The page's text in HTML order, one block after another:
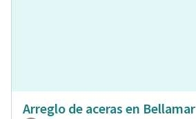
Arreglo de aceras en Bellamar